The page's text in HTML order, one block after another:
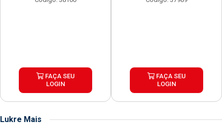
FAÇA SEU
LOGIN
FAÇA SEU
LOGIN
Lukre Mais